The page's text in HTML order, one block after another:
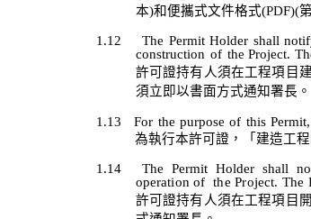
本)和便攜式文件格式(PDF)(第
1.12 The Permit Holder shall
construction of the Project.
許可證持有人須在工程項目
須立即以書面方式通知署長。
1.13 For the purpose of this Permit,
為執行本許可證，「建造工
1.14 The Permit Holder shall
operation of the Project. The
許可證持有人須在工程項目